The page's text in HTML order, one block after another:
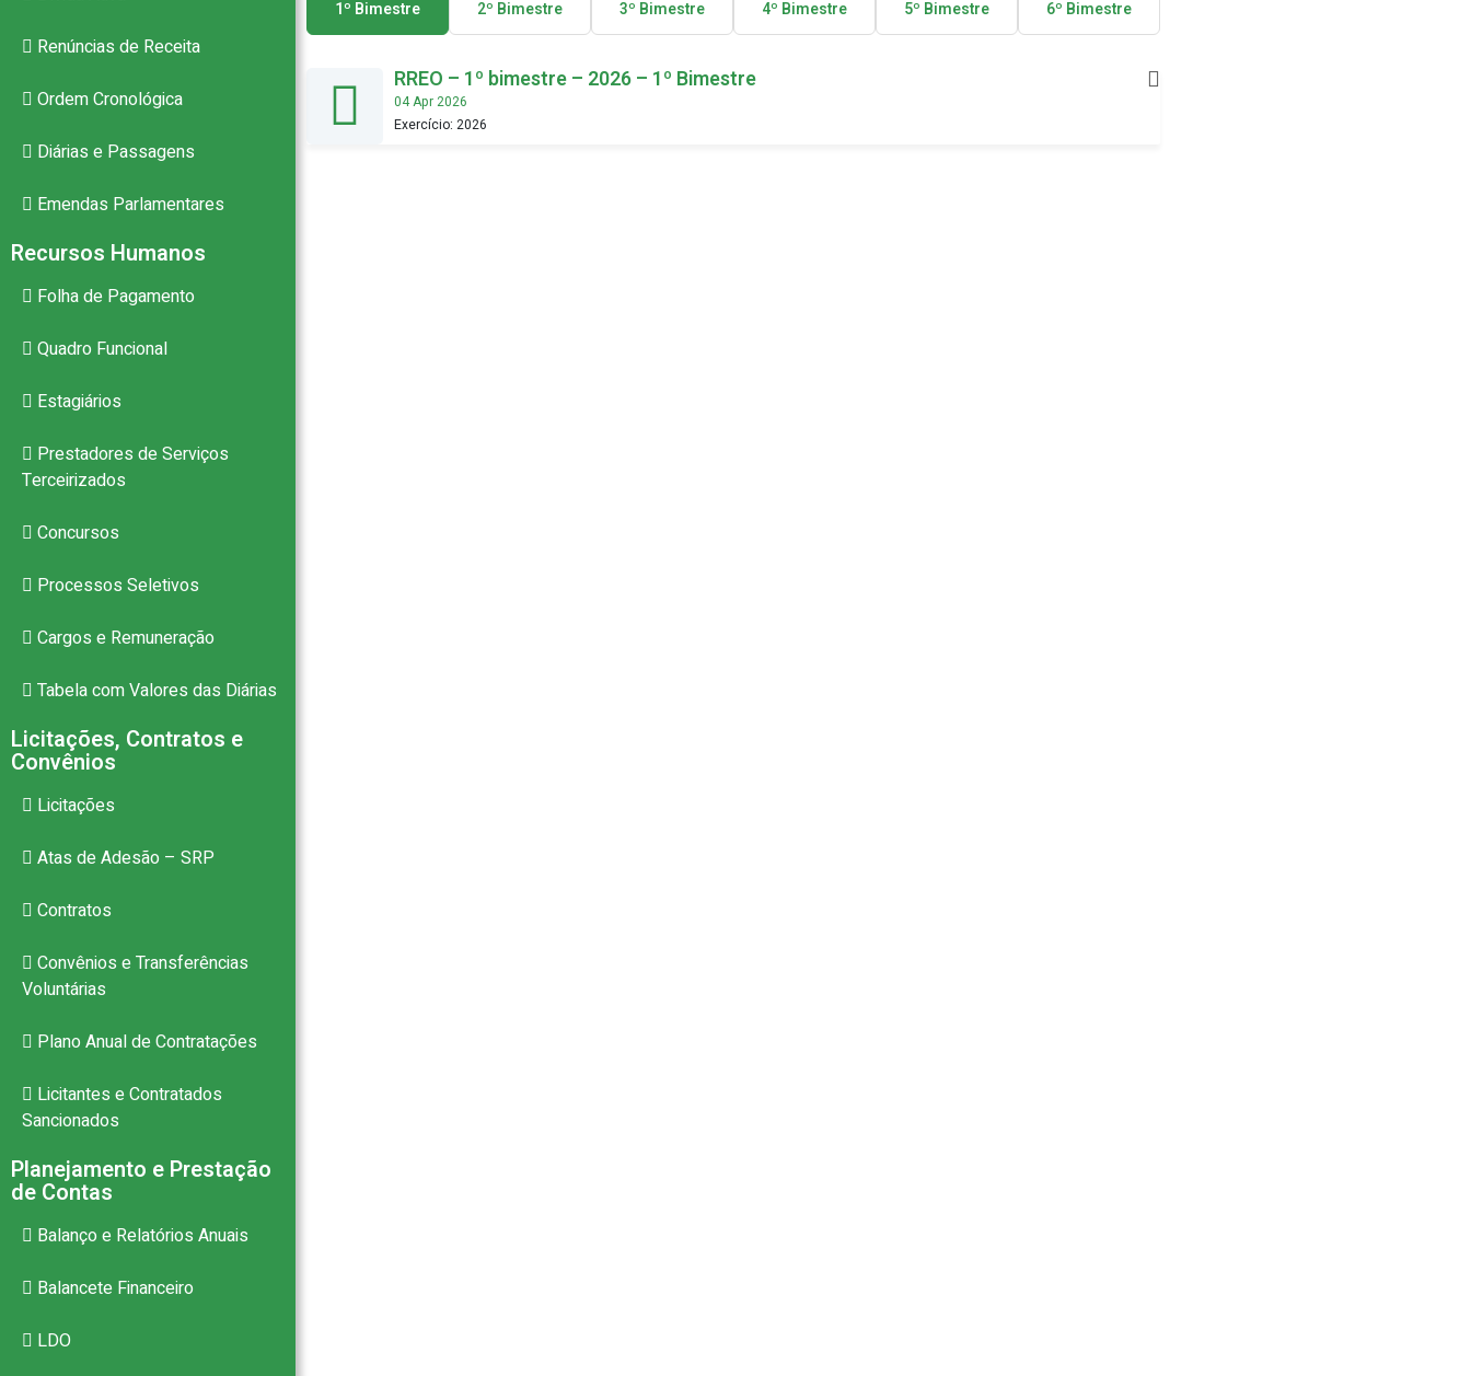
Renúncias de Receita
Ordem Cronológica
Diárias e Passagens
Emendas Parlamentares
Recursos Humanos
Folha de Pagamento
Quadro Funcional
Estagiários
Prestadores de Serviços
Terceirizados
Concursos
Processos Seletivos
Cargos e Remuneração
Tabela com Valores das Diárias
Licitações, Contratos e
Convênios
Licitações
Atas de Adesão – SRP
Contratos
Convênios e Transferências
Voluntárias
Plano Anual de Contratações
Licitantes e Contratados
Sancionados
Planejamento e Prestação
de Contas
Balanço e Relatórios Anuais
Balancete Financeiro
LDO
1º Bimestre 2º Bimestre 3º Bimestre 4º Bimestre 5º Bimestre 6º Bimestre
RREO – 1º bimestre – 2026 – 1º Bimestre
04 Apr 2026
Exercício: 2026